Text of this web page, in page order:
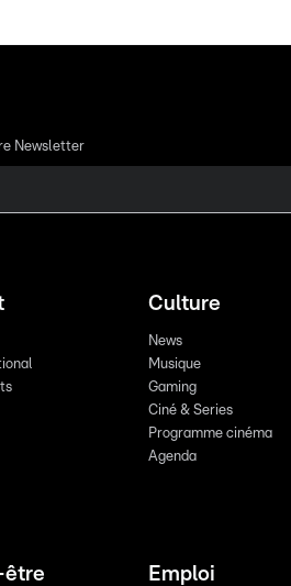
Newsletter
Culture
News
Musique
Gaming
Ciné & Series
Programme cinéma
Agenda
être Emploi